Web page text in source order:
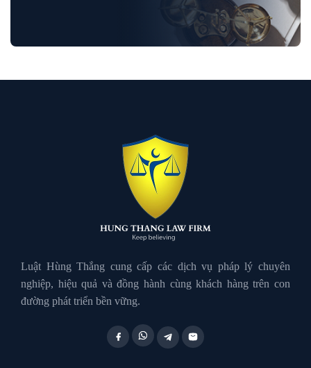
Luật Bảo Hiểm Xã Hội
Luật Giao Thông
Luật Hành Chính
Luật Hôn Nhân Gia Đình
Luật Hùng Thắng cung cấp các dịch vụ pháp lý chuyên
nghiệp, hiệu quả và đồng hành cùng khách hàng trên con
đường phát triển bền vững.